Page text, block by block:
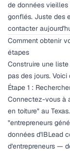
de données
gonflés. Juste des
contacter
Comment obtenir
étapes
Construire une
pas des jours. Voici
Étape 1 :
Connectez-vous à
en toiture" au
"entrepreneurs
données d'IBLead
d'entrepreneurs —